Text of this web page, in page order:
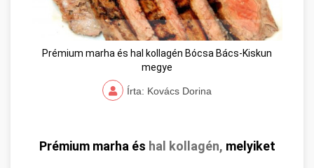
Prémium marha és hal kollagén Bócsa Bács-Kiskun
megye
Írta: Kovács Dorina
Prémium marha és hal kollagén, melyiket